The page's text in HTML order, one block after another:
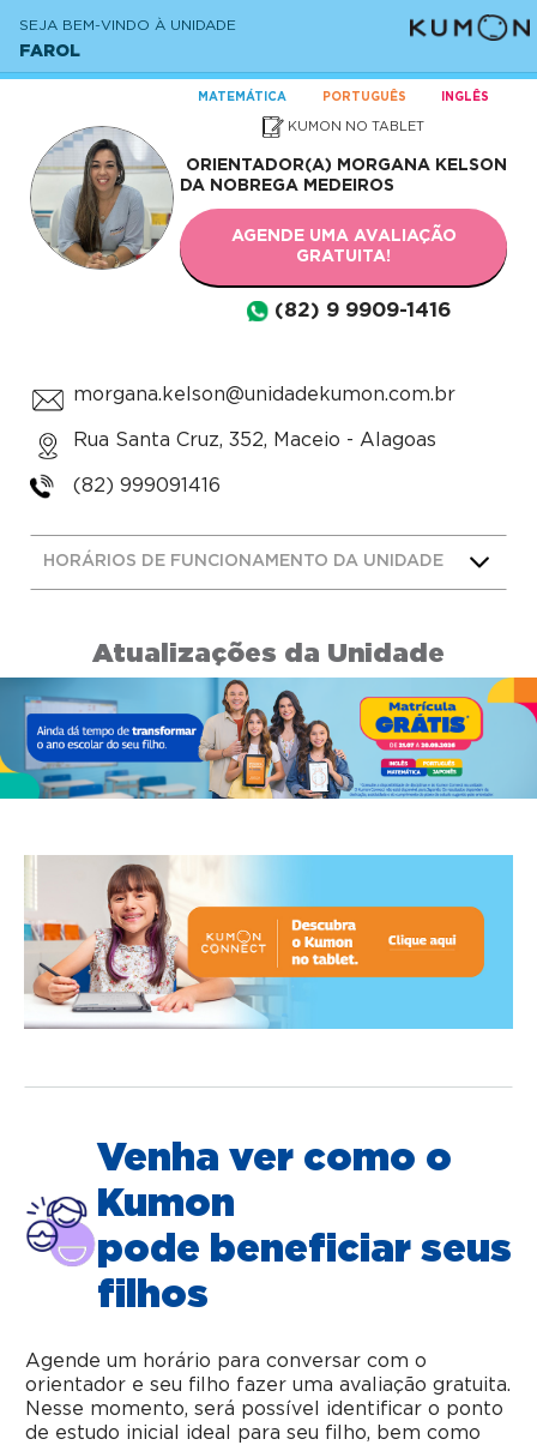
SEJA BEM-VINDO À UNIDADE
FAROL
MATEMÁTICA PORTUGUÊS INGLÊS
KUMON NO TABLET
ORIENTADOR(A) MORGANA KELSON
DA NOBREGA MEDEIROS
AGENDE UMA AVALIAÇÃO
GRATUITA!
(82) 9 9909-1416
morgana.kelson@unidadekumon.com.br
Rua Santa Cruz, 352, Maceio - Alagoas
(82) 999091416
HORÁRIOS DE FUNCIONAMENTO DA UNIDADE
Atualizações da Unidade
Venha ver como o
Kumon
pode beneficiar seus
filhos
Agende um horário para conversar com o
orientador e seu filho fazer uma avaliação gratuita.
Nesse momento, será possível identificar o ponto
de estudo inicial ideal para seu filho, bem como